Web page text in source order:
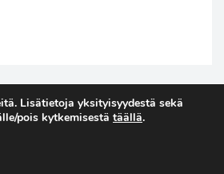
Lisätietoja yksityisyydestä sekä
pois kytkemisestä täällä.